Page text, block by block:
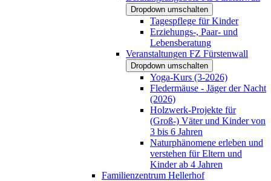
Dropdown umschalten
Tagespflege für Kinder
Erziehungs-, Paar- und
Lebensberatung
Veranstaltungen FZ Fürstenwall
Dropdown umschalten
Yoga-Kurs (3-2026)
Fledermäuse - Jäger der Nacht
(2026)
Holzwerk-Projekte für
(Groß-) Väter und Kinder von
3 bis 6 Jahren
Naturphänomene erleben und
verstehen für Eltern und
Kinder ab 4 Jahren
Familienzentrum Hellerhof